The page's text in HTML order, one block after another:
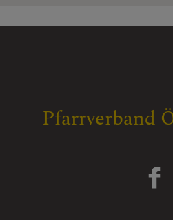
Pfarrverband